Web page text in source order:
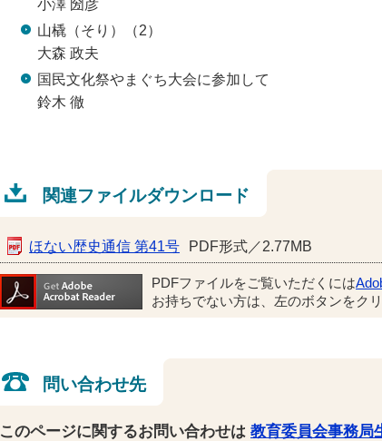
小澤 圀彦
山橇（そり）（2）
大森 政夫
国民文化祭やまぐち大会に参加して
鈴木 徹
関連ファイルダウンロード
ほない歴史通信 第41号 PDF形式／2.77MB
PDFファイルをご覧いただくには
お持ちでない方は、左のボタンをク
問い合わせ先
このページに関するお問い合わせは 教育委員会事務局